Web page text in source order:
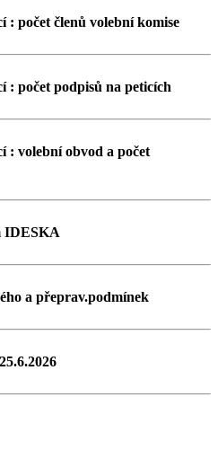
: počet členů volební komise
: počet podpisů na peticích
: volební obvod a počet
IDESKA
a přeprav.podmínek